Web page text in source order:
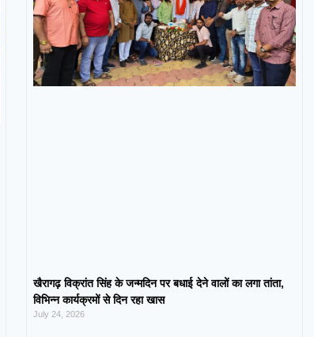
खैरागढ़ विक्रांत सिंह के जन्मदिन पर बधाई देने वालों का लगा तांता,
विभिन्न कार्यक्रमों से दिन रहा खास
July 24, 2026